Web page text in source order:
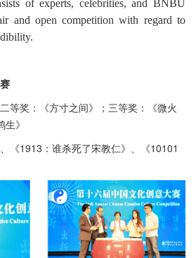
of experts, celebrities, and BNBU
and open competition with regard to
等奖：《方寸之间》；三等奖：《微火
》
《1913：谁杀死了宋教仁》、《10101